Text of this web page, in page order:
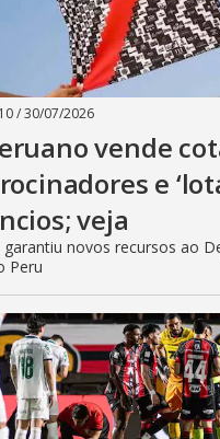
/30/07/2026
vende
e
veja
garantiu novos recursos ao
Peru